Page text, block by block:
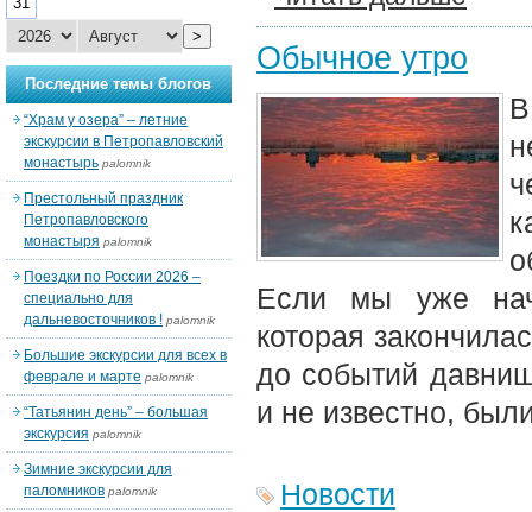
Обычное утро
Если мы уже
которая
до событий
и не известно,
Новости
>
Последние темы блогов
“Храм у озера” – летние
экскурсии в Петропавловский
монастырь palomnik
Престольный праздник
Петропавловского
монастыря palomnik
Поездки по России 2026 –
специально для
дальневосточников ! palomnik
Большие экскурсии для всех в
феврале и марте palomnik
“Татьянин день” – большая
экскурсия palomnik
Зимние экскурсии для
паломников palomnik